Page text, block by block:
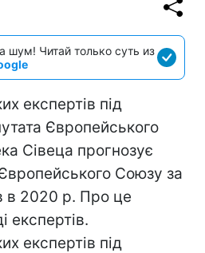
шум! Читай только суть из
експертів під
Європейського
Сівеца прогнозує
Союзу за
в 2020 р. Про це
експертів.
експертів під